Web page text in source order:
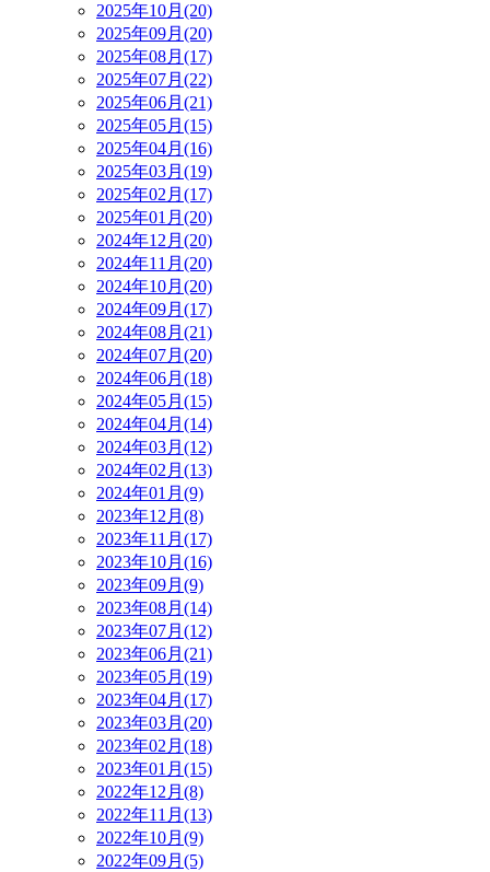
2025年10月(20)
2025年09月(20)
2025年08月(17)
2025年07月(22)
2025年06月(21)
2025年05月(15)
2025年04月(16)
2025年03月(19)
2025年02月(17)
2025年01月(20)
2024年12月(20)
2024年11月(20)
2024年10月(20)
2024年09月(17)
2024年08月(21)
2024年07月(20)
2024年06月(18)
2024年05月(15)
2024年04月(14)
2024年03月(12)
2024年02月(13)
2024年01月(9)
2023年12月(8)
2023年11月(17)
2023年10月(16)
2023年09月(9)
2023年08月(14)
2023年07月(12)
2023年06月(21)
2023年05月(19)
2023年04月(17)
2023年03月(20)
2023年02月(18)
2023年01月(15)
2022年12月(8)
2022年11月(13)
2022年10月(9)
2022年09月(5)